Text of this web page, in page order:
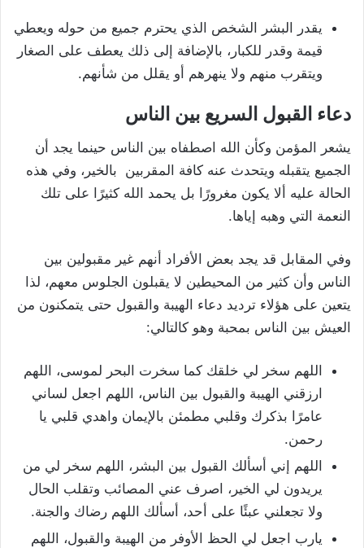
يقدر البشر الشخص الذي يحترم جميع من حوله ويعطي
قيمة وقدر للكبار، بالإضافة إلى ذلك يعطف على الصغار
ويتقرب منهم ولا ينهرهم أو يقلل من شأنهم.
دعاء القبول السريع بين الناس
يشعر المؤمن وكأن الله اصطفاه بين الناس حينما يجد أن
الجميع يتقبله ويتحدث عنه كافة المقربين بالخير، وفي هذه
الحالة عليه ألا يكون مغرورًا بل يحمد الله كثيرًا على تلك
النعمة التي وهبه إياها.
وفي المقابل قد يجد بعض الأفراد أنهم غير مقبولين بين
الناس وأن كثير من المحيطين لا يقبلون الجلوس معهم، لذا
يتعين على هؤلاء ترديد دعاء الهيبة والقبول حتى يتمكنون من
العيش بين الناس بمحبة وهو كالتالي:
اللهم سخر لي خلقك كما سخرت البحر لموسى، اللهم
ارزقني الهيبة والقبول بين الناس، اللهم اجعل لساني
عامرًا بذكرك وقلبي مطمئن بالإيمان واهدي قلبي يا
رحمن.
اللهم إني أسألك القبول بين البشر، اللهم سخر لي من
يريدون لي الخير، اصرف عني المصائب وتقلب الحال
ولا تجعلني عبئًا على أحد، أسألك اللهم رضاك والجنة.
يارب اجعل لي الحظ الأوفر من الهيبة والقبول، اللهم